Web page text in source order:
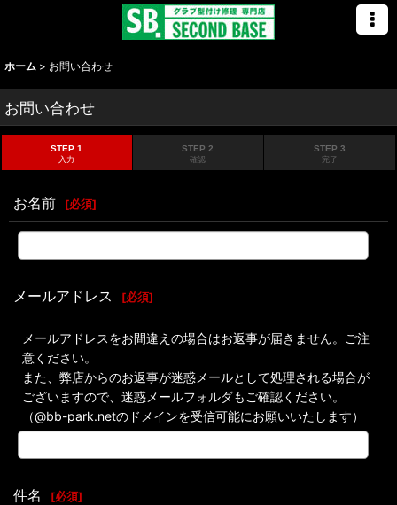
ホーム > お問い合わせ
お問い合わせ
STEP 1
入力
STEP 2
確認
STEP 3
完了
お名前 [必須]
メールアドレス [必須]
メールアドレスをお間違えの場合はお返事が届きません。ご注
意ください。
また、弊店からのお返事が迷惑メールとして処理される場合が
ございますので、迷惑メールフォルダもご確認ください。
（@bb-park.netのドメインを受信可能にお願いいたします）
件名 [必須]